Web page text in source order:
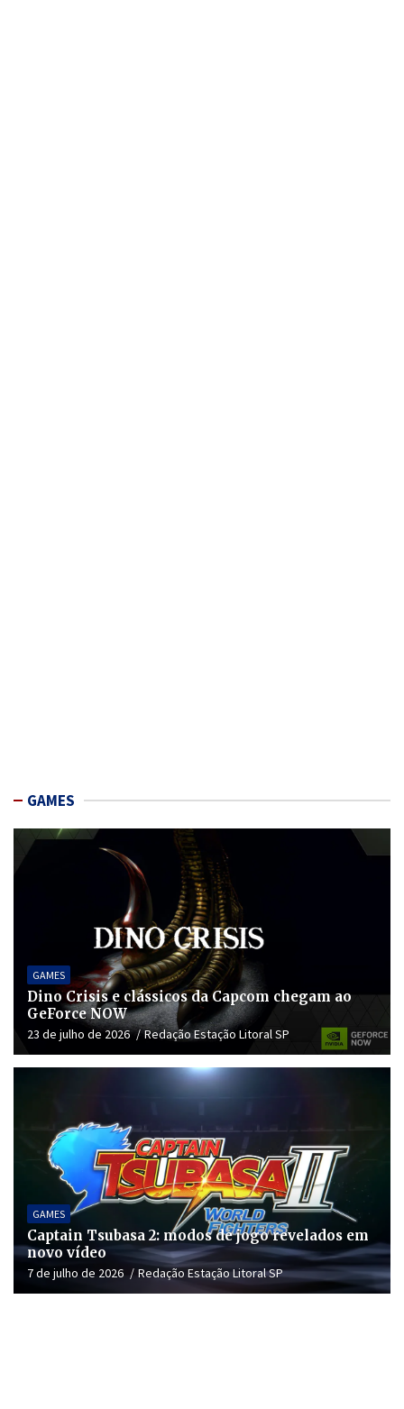
GAMES
GAMES
Dino Crisis e clássicos da Capcom chegam ao
GeForce NOW
23 de julho de 2026 Redação Estação Litoral SP
GAMES
Captain Tsubasa 2: modos de jogo revelados em
novo vídeo
7 de julho de 2026 Redação Estação Litoral SP